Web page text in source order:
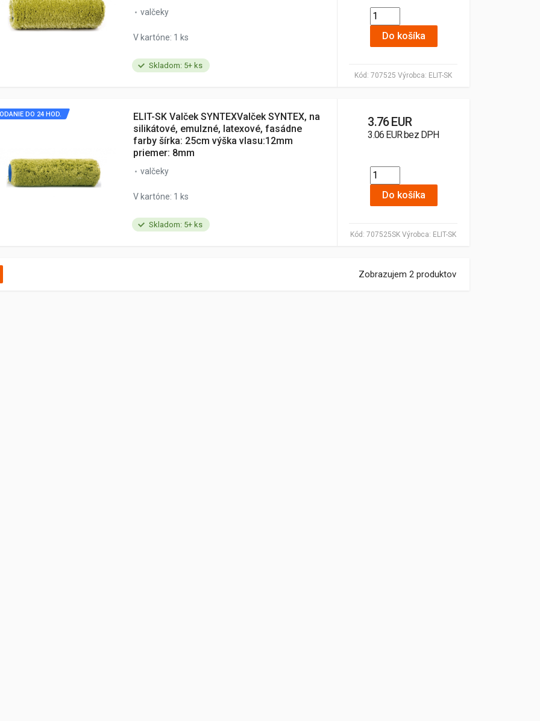
Skladom: 5+ ks
Kód: 707525 Výrobca: ELIT-SK
valčeky
V kartóne: 1 ks Do košíka
Skladom: 5+ ks
Kód: 707525SK Výrobca: ELIT-SK
DO 24 HOD.
ELIT-SK Valček SYNTEXValček SYNTEX, na
silikátové, emulzné, latexové, fasádne
farby šírka: 25cm výška vlasu:12mm
priemer: 8mm
valčeky
V kartóne: 1 ks
3.76 EUR
3.06 EUR bez DPH
Do košíka
Zobrazujem 2 produktov